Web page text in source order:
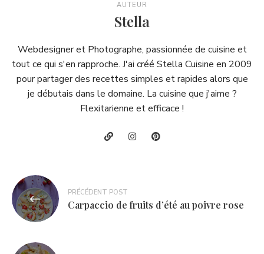
AUTEUR
Stella
Webdesigner et Photographe, passionnée de cuisine et
tout ce qui s'en rapproche. J'ai créé Stella Cuisine en 2009
pour partager des recettes simples et rapides alors que
je débutais dans le domaine. La cuisine que j'aime ?
Flexitarienne et efficace !
Navigation
de
l’article
PRÉCÉDENT POST
Carpaccio de fruits d’été au poivre rose